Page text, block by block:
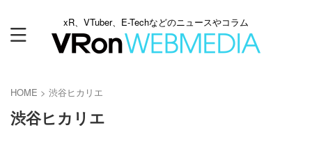
xR、VTuber、E-Techなどのニュースやコラム
HOME > 渋谷ヒカリエ
渋谷ヒカリエ